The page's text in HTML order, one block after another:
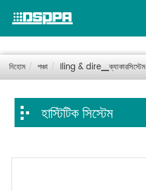
নিহোম পঞ্চা Iling & dire▁ক্যাকারসিস্টেম
হাস্টিটিক সিস্টেম